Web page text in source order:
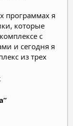
программах я
которые
с
и сегодня я
из трех